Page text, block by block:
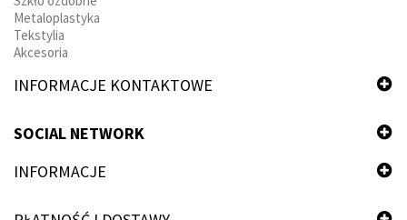
Metaloplastyka
Tekstylia
Akcesoria
INFORMACJE KONTAKTOWE
SOCIAL NETWORK
INFORMACJE